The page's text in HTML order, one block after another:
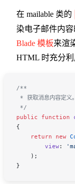
在 mailable 类的
染电子邮件内
Blade 模板来渲
HTML 时充分利
/**
* 获取消息内容定义。
*/
public function
{
    return
new
        view
:
    );
}